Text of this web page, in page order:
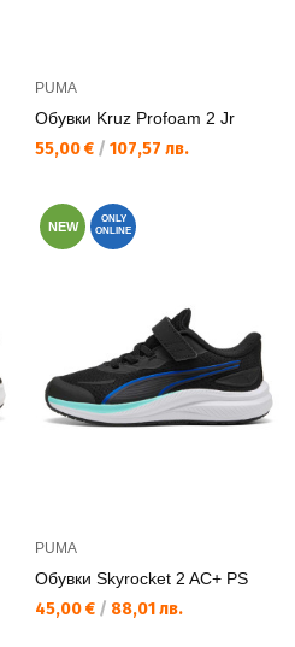
PUMA
Обувки Kruz Profoam 2 Jr
Текуща цена:
55,00 € / 107,57 лв.
NEW
ONLY
ONLINE
PUMA
Обувки Skyrocket 2 AC+ PS
Текуща цена:
45,00 € / 88,01 лв.